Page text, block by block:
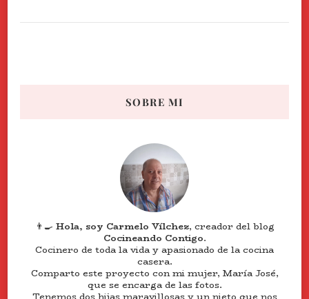
SOBRE MI
👨‍🍳 Hola, soy Carmelo Vílchez, creador del blog
Cocineando Contigo.
Cocinero de toda la vida y apasionado de la cocina
casera.
Comparto este proyecto con mi mujer, María José,
que se encarga de las fotos.